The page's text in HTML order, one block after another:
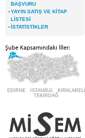
BAŞVURU
·YAYIN SATIŞ VE KİTAP
LİSTESİ
·İSTATİSTİKLER
Şube Kapsamındaki İller:
EDİRNE İSTANBUL KIRKLARELİ
TEKİRDAĞ